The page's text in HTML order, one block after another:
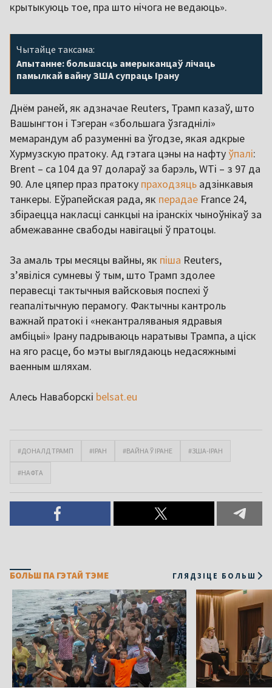
крытыкуюць тое, пра што нічога не ведаюць».
Чытайце таксама:
Апытанне: большасць амерыканцаў лічаць
памылкай вайну ЗША супраць Ірану
Днём раней, як адзначае Reuters, Трамп казаў, што
Вашынгтон і Тэгеран «збольшага ўзгаднілі»
мемарандум аб разуменні ва ўгодзе, якая адкрые
Хурмузскую пратоку. Ад гэтага цэны на нафтуўпалі:
Brent – са 104 да 97 долараў за барэль, WTi – з 97 да
90. Але цяпер праз пратоку праходзяць адзінкавыя
танкеры. Еўрапейская рада, як перадае France 24,
збіраецца накласці санкцыі на іранскіх чыноўнікаў за
абмежаванне свабоды навігацыі ў пратоцы.
За амаль тры месяцы вайны, як піша Reuters,
з’явіліся сумневы ў тым, што Трамп здолее
перавесці тактычныя вайсковыя поспехі ў
геапалітычную перамогу. Фактычны кантроль
важнай пратокі і «некантраляваныя ядравыя
амбіцыі» Ірану падрываюць наратывы Трампа, а ціск
на яго расце, бо мэты выглядаюць недасяжнымі
ваенным шляхам.
Алесь Наваборскі belsat.eu
#ДОНАЛД ТРАМП #ІРАН #ВАЙНА Ў ІРАНЕ #ЗША-ІРАН
#НАФТА
БОЛЬШ ПА ГЭТАЙ ТЭМЕ ГЛЯДЗІЦЕ БОЛЬШ